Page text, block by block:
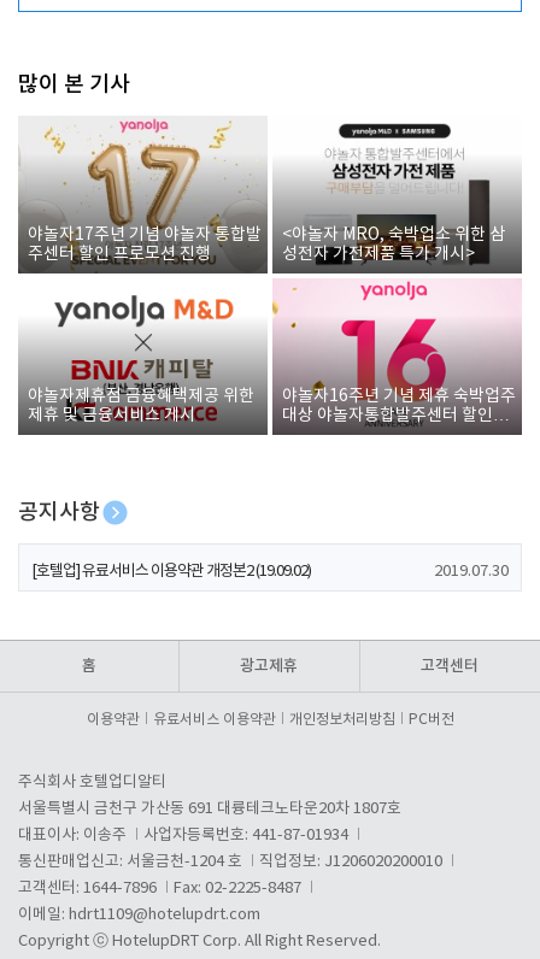
많이 본 기사
야놀자17주년 기념 야놀자 통합발
주센터 할인 프로모션 진행
<야놀자 MRO, 숙박업소 위한 삼
성전자 가전제품 특가 개시>
야놀자제휴점 금융혜택제공 위한
제휴 및 금융서비스 게시
야놀자16주년 기념 제휴 숙박업주
대상 야놀자통합발주센터 할인쿠
폰 증정
공지사항
[호텔업] 개인정보 처리방침 개정본1 (19.09.02)
[호텔업] 유료서비스 이용약관 개정본2 (19.09.02) 2019.07.30
홈 광고제휴 고객센터
이용약관 유료서비스 이용약관 개인정보처리방침 PC버전
주식회사 호텔업디알티
서울특별시 금천구 가산동 691 대륭테크노타운20차 1807호
대표이사: 이송주
사업자등록번호: 441-87-01934
통신판매업신고: 서울금천-1204 호
직업정보: J1206020200010
고객센터: 1644-7896
Fax: 02-2225-8487
이메일: hdrt1109@hotelupdrt.com
Copyright ⓒ HotelupDRT Corp. All Right Reserved.